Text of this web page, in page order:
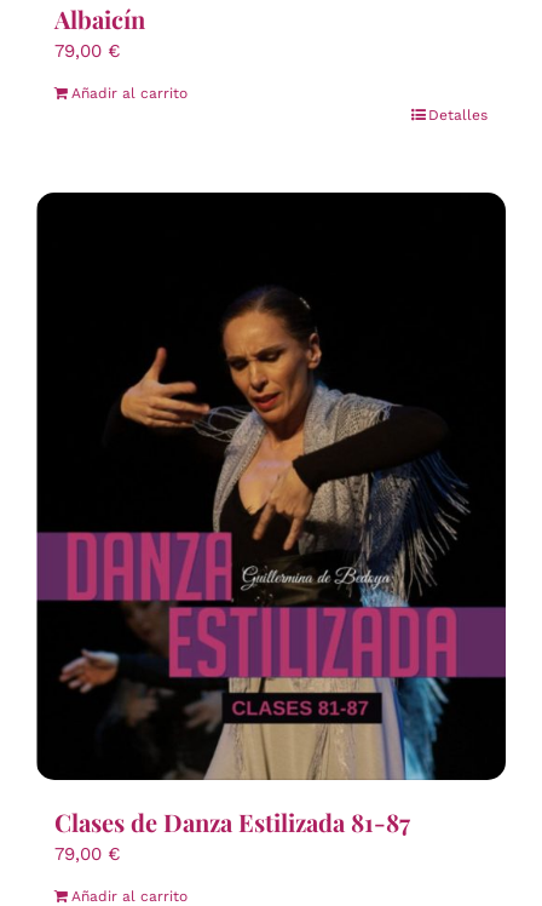
Albaicín
79,00 €
Añadir al carrito
Detalles
Clases de Danza Estilizada 81-87
79,00 €
Añadir al carrito